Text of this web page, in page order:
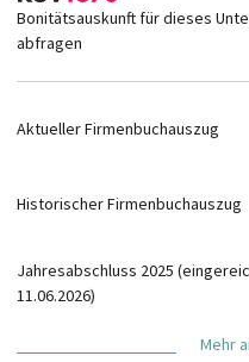
Bonitätsauskunft für dieses
abfragen
Aktueller Firmenbuchauszug
Historischer Firmenbuchauszug
Jahresabschluss 2025
11.06.2026)
Mehr